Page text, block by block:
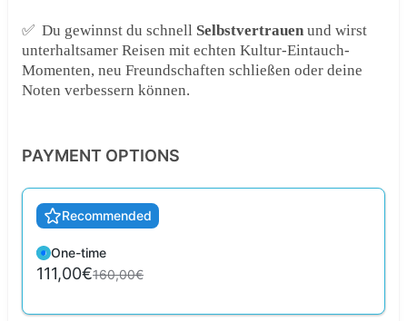
✅ Du gewinnst du schnell Selbstvertrauen und wirst
unterhaltsamer Reisen mit echten Kultur-Eintauch-
Momenten, neu Freundschaften schließen oder deine
Noten verbessern können.
PAYMENT OPTIONS
One-time
Recommended
111,00€160,00€